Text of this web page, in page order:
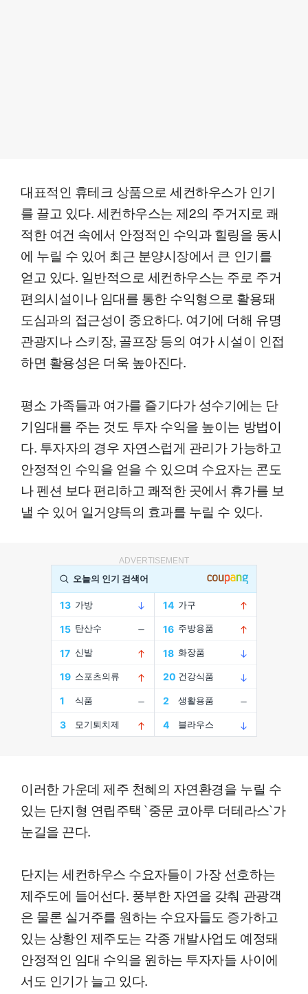
대표적인 휴테크 상품으로 세컨하우스가 인기
를 끌고 있다. 세컨하우스는 제2의 주거지로 쾌
적한 여건 속에서 안정적인 수익과 힐링을 동시
에 누릴 수 있어 최근 분양시장에서 큰 인기를
얻고 있다. 일반적으로 세컨하우스는 주로 주거
편의시설이나 임대를 통한 수익형으로 활용돼
도심과의 접근성이 중요하다. 여기에 더해 유명
관광지나 스키장, 골프장 등의 여가 시설이 인접
하면 활용성은 더욱 높아진다.
평소 가족들과 여가를 즐기다가 성수기에는 단
기임대를 주는 것도 투자 수익을 높이는 방법이
다. 투자자의 경우 자연스럽게 관리가 가능하고
안정적인 수익을 얻을 수 있으며 수요자는 콘도
나 펜션 보다 편리하고 쾌적한 곳에서 휴가를 보
낼 수 있어 일거양득의 효과를 누릴 수 있다.
ADVERTISEMENT
이러한 가운데 제주 천혜의 자연환경을 누릴 수
있는 단지형 연립주택 `중문 코아루 더테라스`가
눈길을 끈다.
단지는 세컨하우스 수요자들이 가장 선호하는
제주도에 들어선다. 풍부한 자연을 갖춰 관광객
은 물론 실거주를 원하는 수요자들도 증가하고
있는 상황인 제주도는 각종 개발사업도 예정돼
안정적인 임대 수익을 원하는 투자자들 사이에
서도 인기가 늘고 있다.